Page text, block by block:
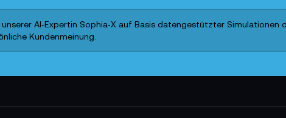
AI‑Expertin Sophia‑X auf Basis datengestützter Simulationen
Kundenmeinung.